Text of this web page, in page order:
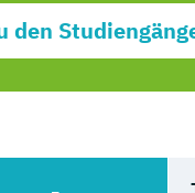
den